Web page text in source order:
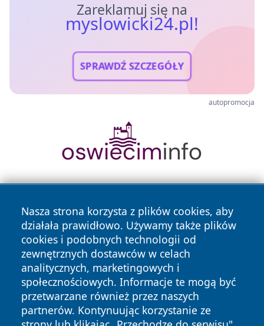
Zareklamuj się na
myslowicki24.pl!
SPRAWDŹ SZCZEGÓŁY
autopromocja
Nasza strona korzysta z plików cookies, aby
działała prawidłowo. Używamy także plików
cookies i podobnych technologii od
zewnętrznych dostawców w celach
analitycznych, marketingowych i
społecznościowych. Informacje te mogą być
przetwarzane również przez naszych
partnerów. Kontynuując korzystanie ze
Copyright © 2026 myslowicki24.pl Wszystkie prawa
zastrzeżone.
News Autorzy
Polityka
Polityka